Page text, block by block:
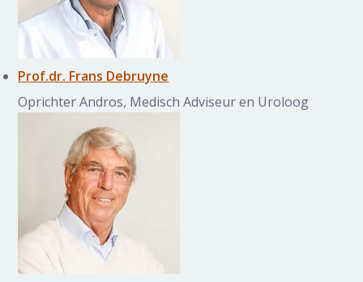
Prof.dr. Frans Debruyne
Oprichter Andros, Medisch Adviseur en Uroloog